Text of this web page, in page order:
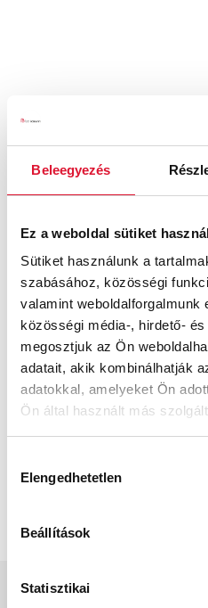
Beleegyezés
Ez a weboldal sütiket
Sütiket használunk a
szabásához, közösségi
valamint
közösségi média-, hirdető-
megosztjuk az Ön
adatait, akik kombinálhatják
adatokkal, amelyeket Ön
Ön által használt más
kiválasztása
Elengedhetetlen
Beállítások
Statisztikai